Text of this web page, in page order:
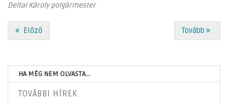
Deltai Károly polgármester
Előző Tovább
HA MÉG NEM OLVASTA...
TOVÁBBI HÍREK